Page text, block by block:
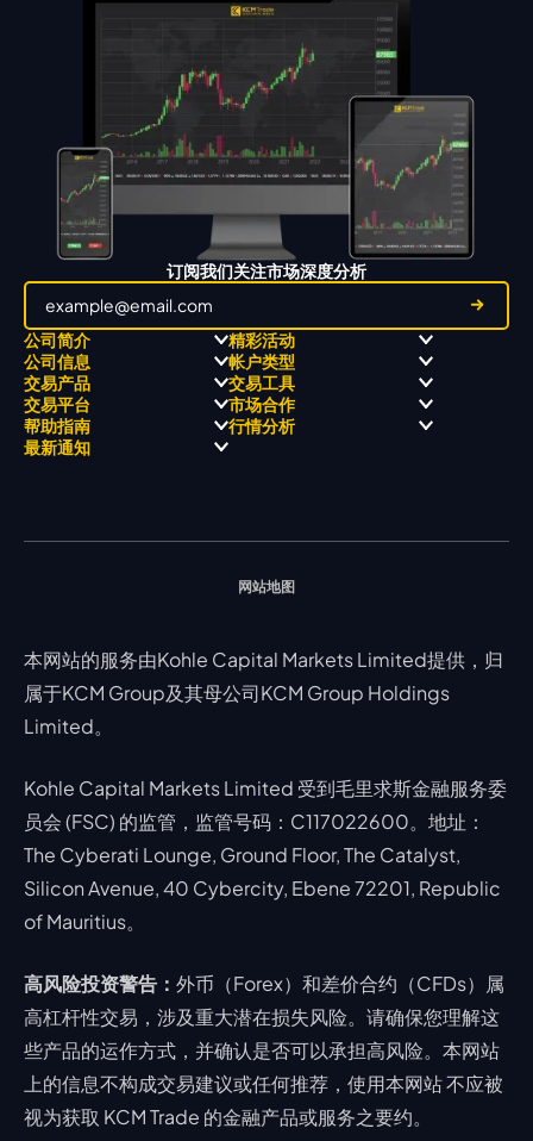
订阅我们关注市场深度分析
公司简介
关于
关于 KCM Group
三大优势
奖项和成就
精彩活动
职业高尔夫 x 飘移队
全球高尔夫锦标赛
公司信息
经营理念
公开信息与风险披露
公司新闻
视频库
帐户类型
ECN 账户
STP 账户
账户比较
交易产品
Forex
贵金属
能源
交易工具
交易平台
MetaTrader 4
MetaTrader 5
市场合作
帮助指南 行情分析
最新通知
网站地图
本网站的服务由Kohle Capital Markets Limited提供，归
属于KCM Group及其母公司KCM Group Holdings
Limited。
Kohle Capital Markets Limited 受到毛里求斯金融服务委
员会 (FSC) 的监管，监管号码：C117022600。地址：
The Cyberati Lounge, Ground Floor, The Catalyst,
Silicon Avenue, 40 Cybercity, Ebene 72201, Republic
of Mauritius。
高风险投资警告： 外币（Forex）和差价合约（CFDs）属
高杠杆性交易，涉及重大潜在损失风险。请确保您理解这
些产品的运作方式，并确认是否可以承担高风险。本网站
上的信息不构成交易建议或任何推荐，使用本网站 不应被
视为获取 KCM Trade 的金融产品或服务之要约。